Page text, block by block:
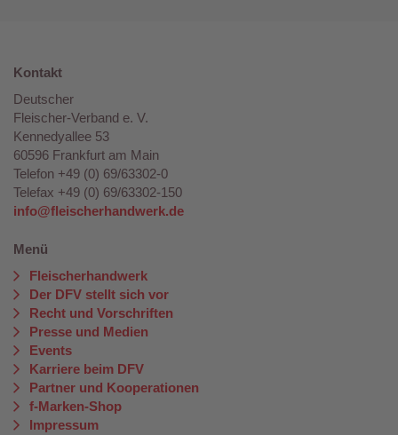
Kontakt
Deutscher
Fleischer-Verband e. V.
Kennedyallee 53
60596 Frankfurt am Main
Telefon +49 (0) 69/63302-0
Telefax +49 (0) 69/63302-150
info@fleischerhandwerk.de
Menü
Fleischerhandwerk
Der DFV stellt sich vor
Recht und Vorschriften
Presse und Medien
Events
Karriere beim DFV
Partner und Kooperationen
f-Marken-Shop
Impressum